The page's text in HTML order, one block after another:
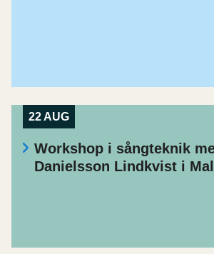
22 AUG
Workshop i sångteknik
Danielsson Lindkvist i